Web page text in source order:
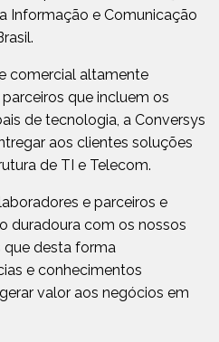
Informação e Comunicação
comercial altamente
que incluem os
de tecnologia, a Conversys
aos clientes soluções
de TI e Telecom.
e parceiros e
duradoura com os nossos
que desta forma
e conhecimentos
valor aos negócios em